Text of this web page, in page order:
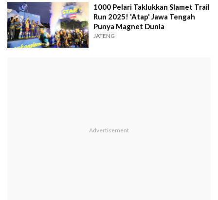
1000 Pelari Taklukkan Slamet Trail
Run 2025! 'Atap' Jawa Tengah
Punya Magnet Dunia
JATENG